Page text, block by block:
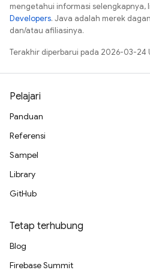
mengetahui informasi selengkapnya,
Developers. Java adalah merek
dan/atau afiliasinya.
Terakhir diperbarui pada 2026-03-24
Pelajari
Panduan
Referensi
Sampel
Library
GitHub
Tetap terhubung
Blog
Firebase Summit